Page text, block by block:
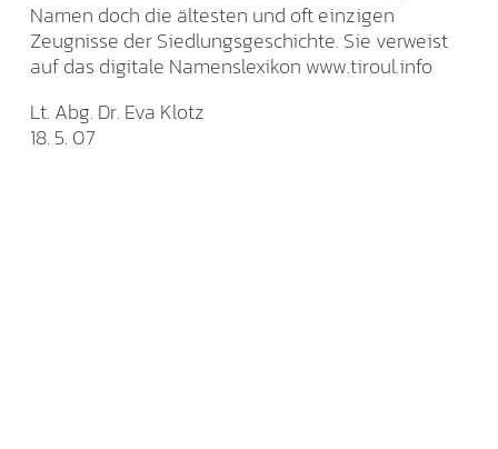
Namen doch die ältesten und oft einzigen
Zeugnisse der Siedlungsgeschichte. Sie verweist
auf das digitale Namenslexikon www.tiroul.info
Lt. Abg. Dr. Eva Klotz
18. 5. 07